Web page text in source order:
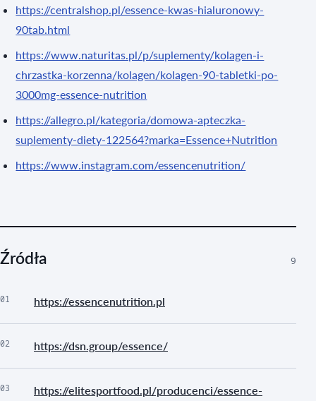
https://centralshop.pl/essence-kwas-hialuronowy-
90tab.html
https://www.naturitas.pl/p/suplementy/kolagen-i-
chrzastka-korzenna/kolagen/kolagen-90-tabletki-po-
3000mg-essence-nutrition
https://allegro.pl/kategoria/domowa-apteczka-
suplementy-diety-122564?marka=Essence+Nutrition
https://www.instagram.com/essencenutrition/
Źródła 9
01 https://essencenutrition.pl
02 https://dsn.group/essence/
03
https://elitesportfood.pl/producenci/essence-